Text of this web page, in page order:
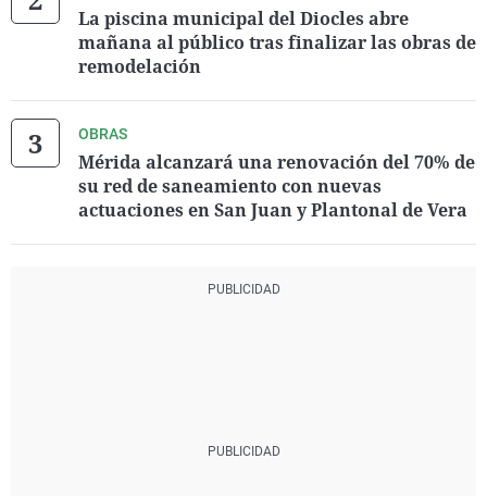
La piscina municipal del Diocles abre
mañana al público tras finalizar las obras de
remodelación
OBRAS
Mérida alcanzará una renovación del 70% de
su red de saneamiento con nuevas
actuaciones en San Juan y Plantonal de Vera